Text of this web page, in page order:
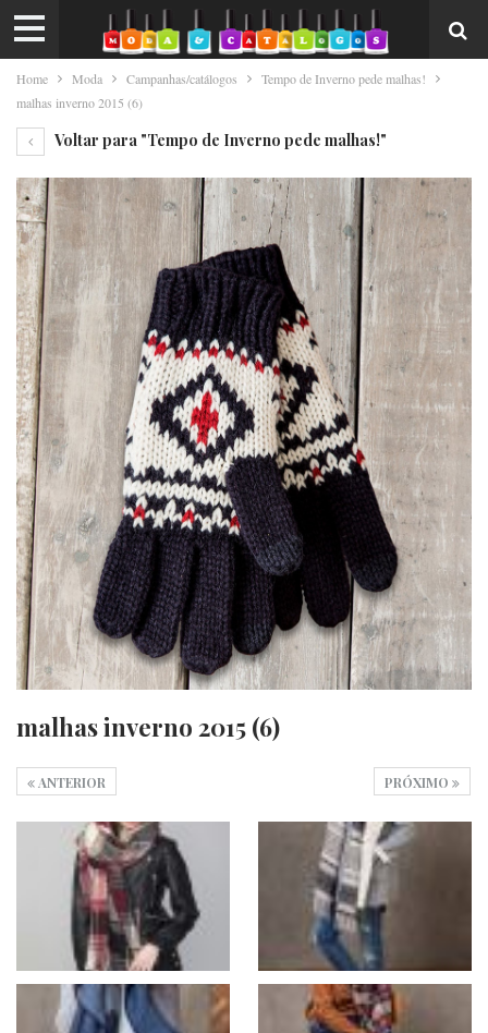
Home Moda Campanhas/catálogos
Tempo de Inverno pede malhas!
malhas inverno 2015 (6)
Voltar para "Tempo de Inverno pede malhas!"
malhas inverno 2015 (6)
PRÓXIMO
ANTERIOR